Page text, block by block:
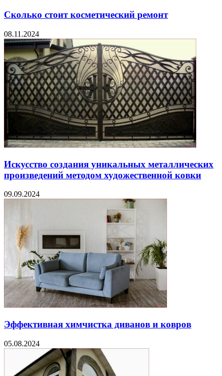
Сколько стоит косметический ремонт
08.11.2024
Искусство создания уникальных металлических
произведений методом художественной ковки
09.09.2024
Эффективная химчистка диванов и ковров
05.08.2024